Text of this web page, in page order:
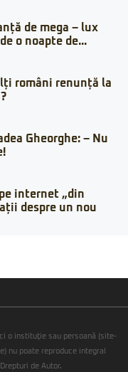
de mega – lux
o noapte de...
români renunță la
Gheorghe: – Nu
internet „din
despre un nou
o instituţie sau persoană (site-
nu poate reproduce integral
de Autor.